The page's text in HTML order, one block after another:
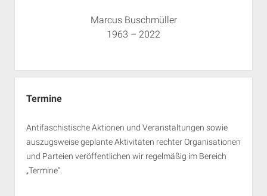
Marcus Buschmüller
1963 – 2022
Termine
Antifaschistische Aktionen und Veranstaltungen sowie
auszugsweise geplante Aktivitäten rechter Organisationen
und Parteien veröffentlichen wir regelmäßig im Bereich
„Termine“.